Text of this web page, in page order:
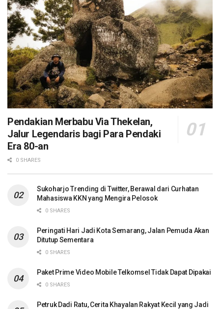
Pendakian Merbabu Via Thekelan,
Jalur Legendaris bagi Para Pendaki
Era 80-an
0 SHARES
Sukoharjo Trending di Twitter, Berawal dari Curhatan
Mahasiswa KKN yang Mengira Pelosok
0 SHARES
Peringati Hari Jadi Kota Semarang, Jalan Pemuda Akan
Ditutup Sementara
0 SHARES
Paket Prime Video Mobile Telkomsel Tidak Dapat Dipakai
0 SHARES
Petruk Dadi Ratu, Cerita Khayalan Rakyat Kecil yang Jadi